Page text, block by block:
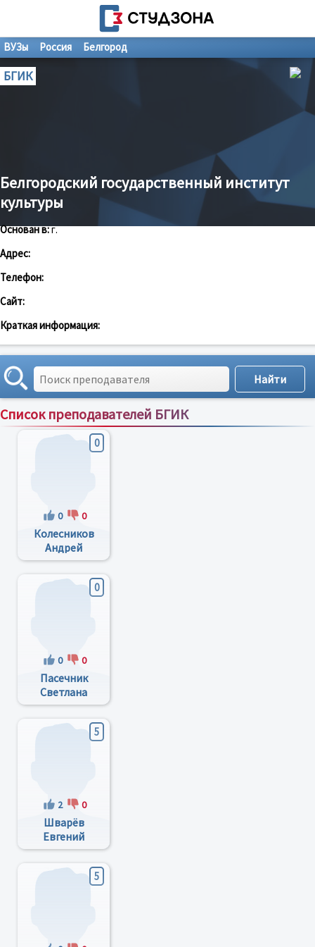
ВУЗы Россия Белгород
БГИК
Белгородский государственный институт
культуры
Основан в:г.
Адрес:
Телефон:
Сайт:
Краткая информация:
Список преподавателей БГИК
Сортировка по:имени;рейтингу;отзывам
0
0 0
Колесников
Андрей
Александрович
0
0 0
Пасечник
Светлана
Ивановна
5
2 0
Шварёв
Евгений
Викторович
5